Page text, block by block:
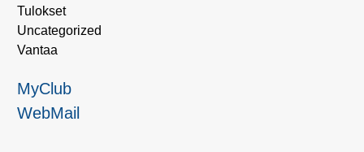
Tulokset
Uncategorized
Vantaa
MyClub
WebMail